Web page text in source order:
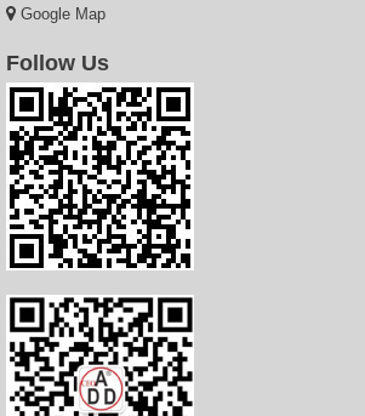
Google Map
Follow Us